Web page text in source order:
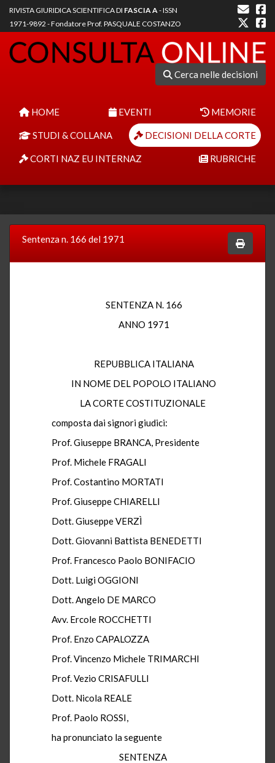
RIVISTA GIURIDICA SCIENTIFICA DI FASCIA A- ISSN
1971-9892 - Fondatore Prof. PASQUALE COSTANZO
Cerca nelle decisioni
HOME EVENTI MEMORIE
STUDI & COLLANA DECISIONI DELLA CORTE
CORTI NAZ EU INTERNAZ RUBRICHE
Sentenza n. 166 del 1971
SENTENZA N. 166
ANNO 1971
REPUBBLICA ITALIANA
IN NOME DEL POPOLO ITALIANO
LA CORTE COSTITUZIONALE
composta dai signori giudici:
Prof. Giuseppe BRANCA, Presidente
Prof. Michele FRAGALI
Prof. Costantino MORTATI
Prof. Giuseppe CHIARELLI
Dott. Giuseppe VERZÌ
Dott. Giovanni Battista BENEDETTI
Prof. Francesco Paolo BONIFACIO
Dott. Luigi OGGIONI
Dott. Angelo DE MARCO
Avv. Ercole ROCCHETTI
Prof. Enzo CAPALOZZA
Prof. Vincenzo Michele TRIMARCHI
Prof. Vezio CRISAFULLI
Dott. Nicola REALE
Prof. Paolo ROSSI,
ha pronunciato la seguente
SENTENZA